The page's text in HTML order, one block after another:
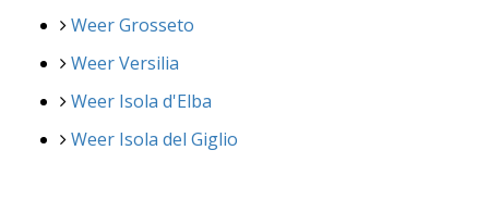
Weer Grosseto
Weer Versilia
Weer Isola d'Elba
Weer Isola del Giglio